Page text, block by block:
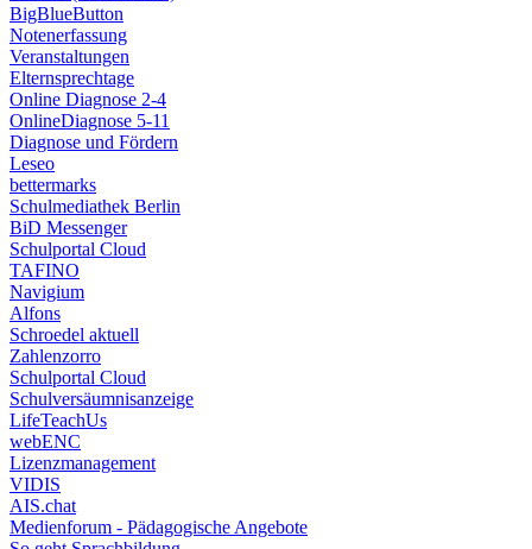
BigBlueButton
Notenerfassung
Veranstaltungen
Elternsprechtage
Online Diagnose 2-4
OnlineDiagnose 5-11
Diagnose und Fördern
Leseo
bettermarks
Schulmediathek Berlin
BiD Messenger
Schulportal Cloud
TAFINO
Navigium
Alfons
Schroedel aktuell
Zahlenzorro
Schulportal Cloud
Schulversäumnisanzeige
LifeTeachUs
webENC
Lizenzmanagement
VIDIS
AIS.chat
Medienforum - Pädagogische Angebote